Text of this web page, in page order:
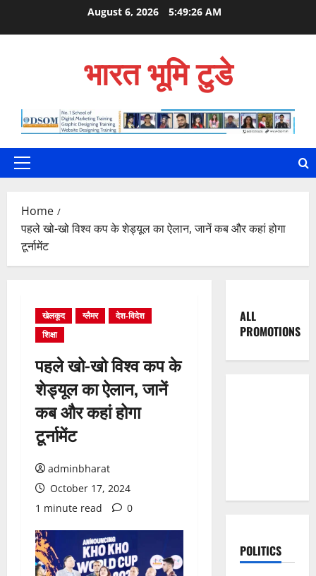
August 6, 2026 5:49:27 AM
भारत भूमि टुडे
Primary
Home
पहले खो-खो विश्व कप के शेड्यूल का ऐलान, जानें कब और कहां होगा
टूर्नामेंट
खेलकूद ग्लैमर
देश-विदेश
शिक्षा
पहले खो-खो विश्व कप के
शेड्यूल का ऐलान, जानें
कब और कहां होगा
टूर्नामेंट
adminbharat
October 17, 2024
1 minute read
0
ALL
PROMOTIONS
POLITICS